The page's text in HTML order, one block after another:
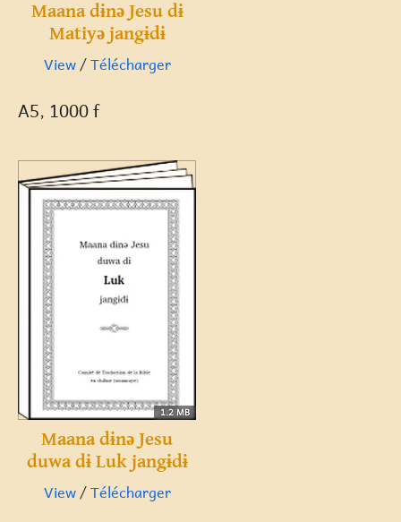
Maana dɨnə Jesu dɨ
Matiyə jangɨdɨ
View/Télécharger
A5, 1000 f
1.2 MB
Maana dɨnə Jesu
duwa dɨ Luk jangɨdɨ
View/Télécharger